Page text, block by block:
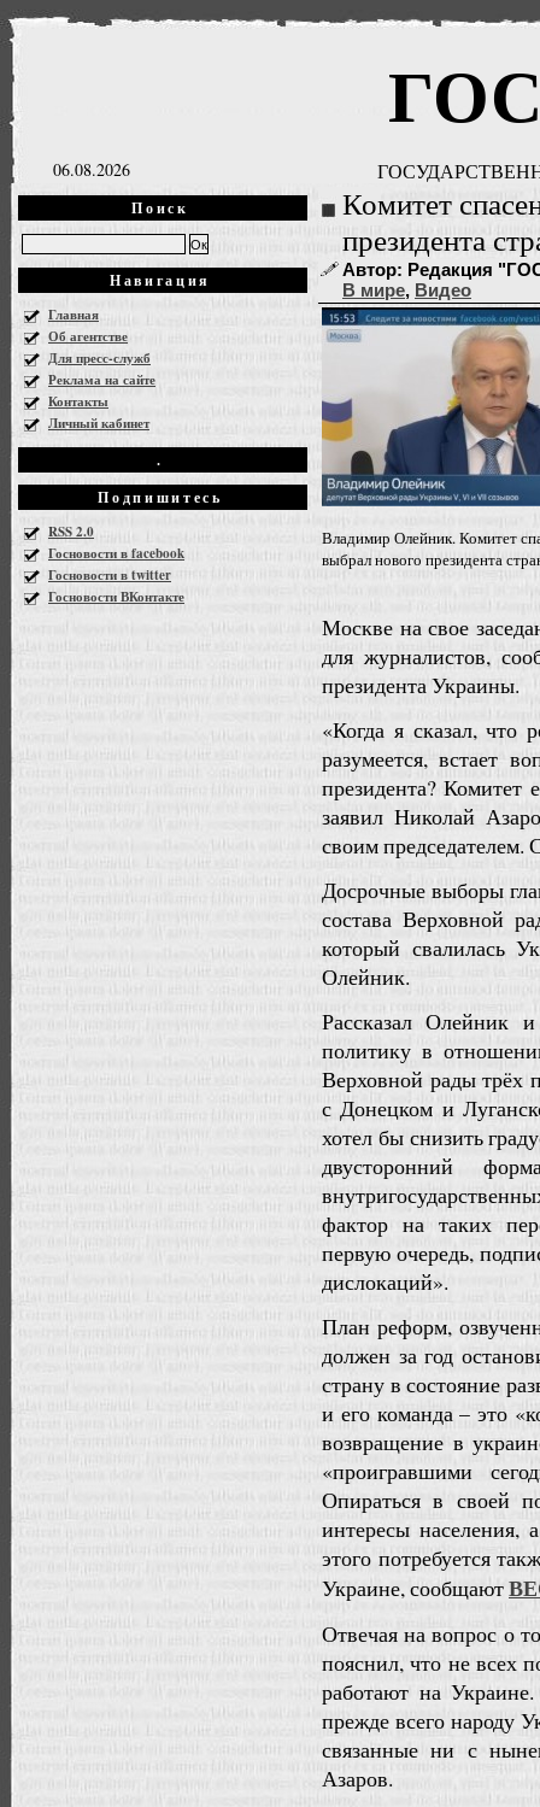
06.08.2026
Поиск
Навигация
Главная
Об агентстве
Для пресс-служб
Реклама на сайте
Контакты
Личный кабинет
.
Подпишитесь
RSS 2.0
Госновости в facebook
Госновости в twitter
Госновости ВКонтакте
Комитет
президента
Автор: Редакция
В мире, Видео
Владимир Олейник. Комитет
выбрал нового президента
Москве на свое
для журналистов,
президента Украины.
«Когда я сказал, что
разумеется, встает
президента?
заявил Николай
своим председателем.
Досрочные выборы
состава Верховной
который свалилась
Олейник.
Рассказал Олейник
политику в
Верховной рады трёх
с Донецком и
хотел бы снизить
двусторонний
фактор на таких
первую очередь,
дислокаций».
План реформ,
должен за год
страну в состояние
и его команда – это
возвращение в
«проигравшими
Опираться в своей
интересы населения,
этого потребуется
Украине, сообщают
Отвечая на вопрос о
пояснил, что не всех
работают на
прежде всего народу
связанные ни с
Азаров.